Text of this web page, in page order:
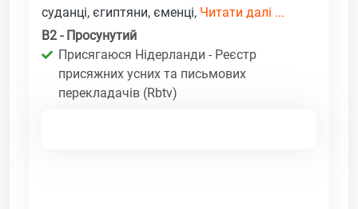
суданці, єгиптяни, єменці, Читати далі ...
B2 - Просунутий
Присягаюся Нідерланди - Реєстр
присяжних усних та письмових
перекладачів (Rbtv)